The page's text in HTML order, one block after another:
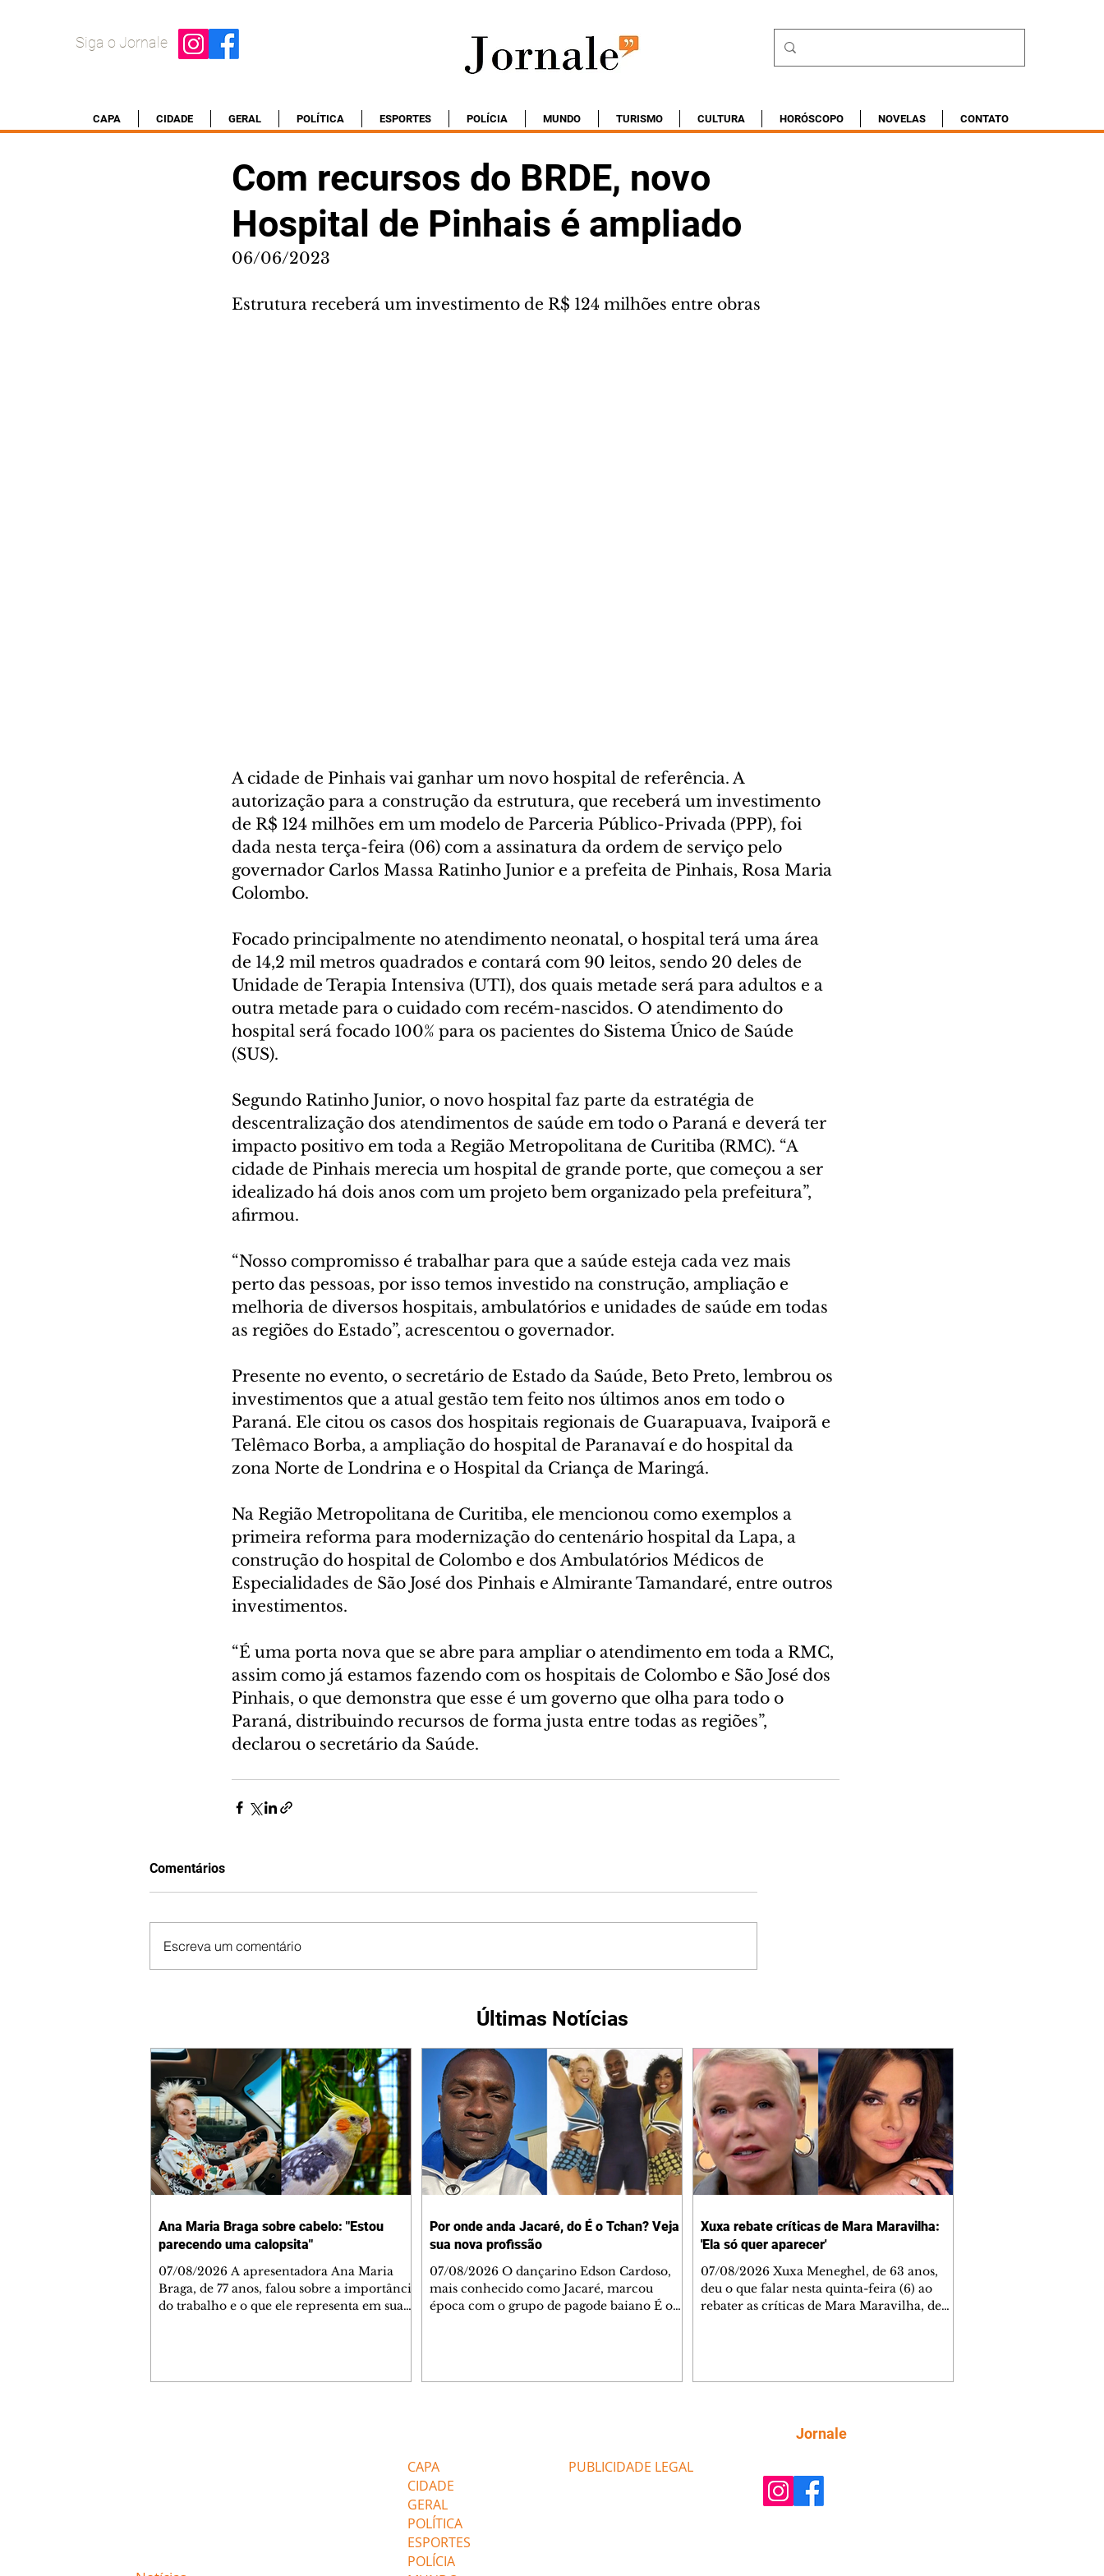
Siga o Jornale
CAPA CIDADE GERAL POLÍTICA ESPORTES POLÍCIA MUNDO TURISMO CULTURA HORÓSCOPO NOVELAS CONTATO
Com recursos do BRDE, novo
Hospital de Pinhais é ampliado
06/06/2023
Estrutura receberá um investimento de R$ 124 milhões entre obras
A cidade de Pinhais vai ganhar um novo hospital de referência. A
autorização para a construção da estrutura, que receberá um investimento
de R$ 124 milhões em um modelo de Parceria Público-Privada (PPP), foi
dada nesta terça-feira (06) com a assinatura da ordem de serviço pelo
governador Carlos Massa Ratinho Junior e a prefeita de Pinhais, Rosa Maria
Colombo.
Focado principalmente no atendimento neonatal, o hospital terá uma área
de 14,2 mil metros quadrados e contará com 90 leitos, sendo 20 deles de
Unidade de Terapia Intensiva (UTI), dos quais metade será para adultos e a
outra metade para o cuidado com recém-nascidos. O atendimento do
hospital será focado 100% para os pacientes do Sistema Único de Saúde
(SUS).
Segundo Ratinho Junior, o novo hospital faz parte da estratégia de
descentralização dos atendimentos de saúde em todo o Paraná e deverá ter
impacto positivo em toda a Região Metropolitana de Curitiba (RMC). “A
cidade de Pinhais merecia um hospital de grande porte, que começou a ser
idealizado há dois anos com um projeto bem organizado pela prefeitura”,
afirmou.
“Nosso compromisso é trabalhar para que a saúde esteja cada vez mais
perto das pessoas, por isso temos investido na construção, ampliação e
melhoria de diversos hospitais, ambulatórios e unidades de saúde em todas
as regiões do Estado”, acrescentou o governador.
Presente no evento, o secretário de Estado da Saúde, Beto Preto, lembrou os
investimentos que a atual gestão tem feito nos últimos anos em todo o
Paraná. Ele citou os casos dos hospitais regionais de Guarapuava, Ivaiporã e
Telêmaco Borba, a ampliação do hospital de Paranavaí e do hospital da
zona Norte de Londrina e o Hospital da Criança de Maringá.
Na Região Metropolitana de Curitiba, ele mencionou como exemplos a
primeira reforma para modernização do centenário hospital da Lapa, a
construção do hospital de Colombo e dos Ambulatórios Médicos de
Especialidades de São José dos Pinhais e Almirante Tamandaré, entre outros
investimentos.
“É uma porta nova que se abre para ampliar o atendimento em toda a RMC,
assim como já estamos fazendo com os hospitais de Colombo e São José dos
Pinhais, o que demonstra que esse é um governo que olha para todo o
Paraná, distribuindo recursos de forma justa entre todas as regiões”,
declarou o secretário da Saúde.
Comentários
Escreva um comentário
Últimas Notícias
Ana Maria Braga sobre cabelo: "Estou
parecendo uma calopsita"
07/08/2026 A apresentadora Ana Maria
Braga, de 77 anos, falou sobre a importância
do trabalho e o que ele representa em sua
Por onde anda Jacaré, do É o Tchan? Veja
sua nova profissão
07/08/2026 O dançarino Edson Cardoso,
mais conhecido como Jacaré, marcou
época com o grupo de pagode baiano É o
alagamento nas casas ou incêndios. E aí, q
Xuxa rebate críticas de Mara Maravilha:
'Ela só quer aparecer'
07/08/2026 Xuxa Meneghel, de 63 anos,
deu o que falar nesta quinta-feira (6) ao
rebater as críticas de Mara Maravilha, de
comentários de uma publicação do
jornalista Márcio Rolim, que analisava o
CAPA
CIDADE
GERAL
POLÍTICA
ESPORTES
POLÍCIA
PUBLICIDADE LEGAL
Jornale